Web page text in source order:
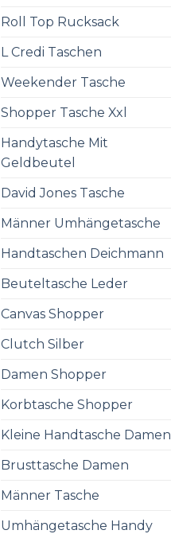
Roll Top Rucksack
L Credi Taschen
Weekender Tasche
Shopper Tasche Xxl
Handytasche Mit
Geldbeutel
David Jones Tasche
Männer Umhängetasche
Handtaschen Deichmann
Beuteltasche Leder
Canvas Shopper
Clutch Silber
Damen Shopper
Korbtasche Shopper
Kleine Handtasche Damen
Brusttasche Damen
Männer Tasche
Umhängetasche Handy